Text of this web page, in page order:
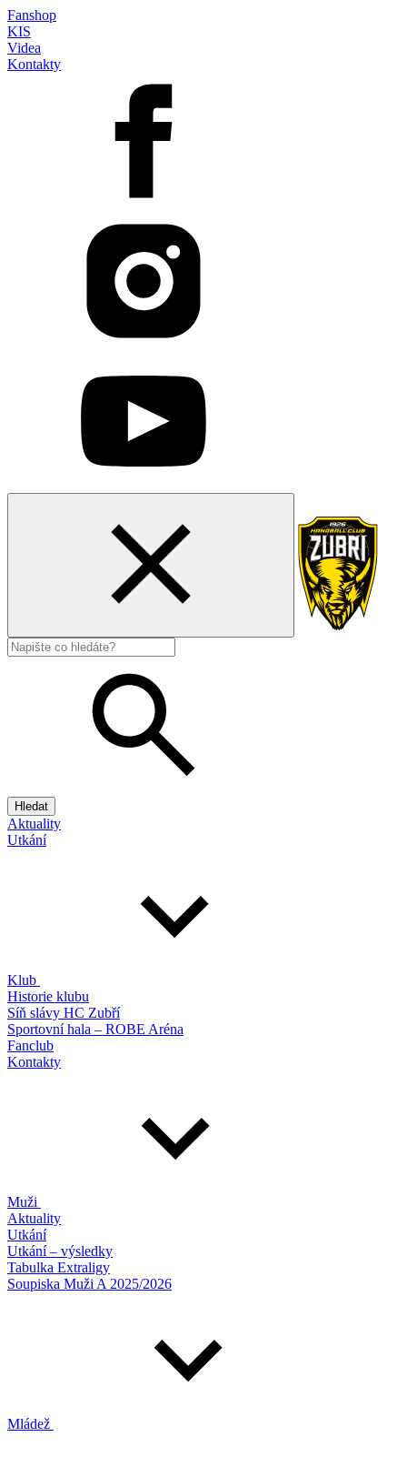
Fanshop
KIS
Videa
Kontakty
Hledat
Aktuality
Utkání
Klub
Historie klubu
Síň slávy HC Zubří
Sportovní hala – ROBE Aréna
Fanclub
Kontakty
Muži
Aktuality
Utkání
Utkání – výsledky
Tabulka Extraligy
Soupiska Muži A 2025/2026
Mládež